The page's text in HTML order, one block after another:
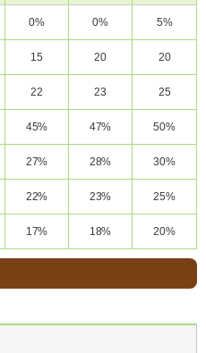
0% 0% 5%
15 20 20
22 23 25
45% 47% 50%
27% 28% 30%
22% 23% 25%
17% 18% 20%